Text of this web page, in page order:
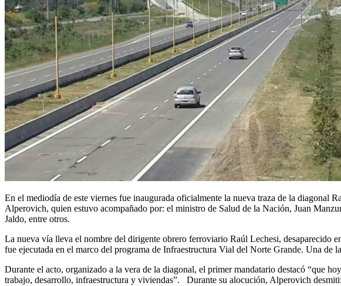
En el mediodía de este viernes fue inaugurada oficialmente la nueva traza de la diagonal
Alperovich, quien estuvo acompañado por: el ministro de Salud de la Nación, Juan
Jaldo, entre otros.
La nueva vía lleva el nombre del dirigente obrero ferroviario Raúl Lechesi, desaparecido
fue ejecutada en el marco del programa de Infraestructura Vial del Norte Grande. Una de
Durante el acto, organizado a la vera de la diagonal, el primer mandatario destacó “que
trabajo, desarrollo, infraestructura y viviendas”. Durante su alocución, Alperovich